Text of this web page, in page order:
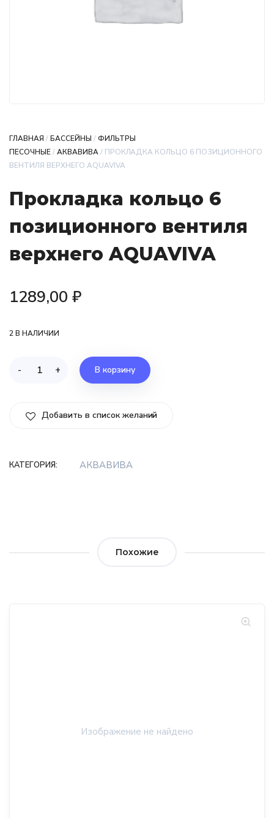
ГЛАВНАЯ /БАССЕЙНЫ /ФИЛЬТРЫ
ПЕСОЧНЫЕ/АКВАВИВА/ ПРОКЛАДКА КОЛЬЦО 6 ПОЗИЦИОННОГО
ВЕНТИЛЯ ВЕРХНЕГО AQUAVIVA
Прокладка кольцо 6
позиционного вентиля
верхнего AQUAVIVA
1289,00 ₽
2 В НАЛИЧИИ
+
- В корзину
Добавить в список желаний
КАТЕГОРИЯ: АКВАВИВА
Похожие